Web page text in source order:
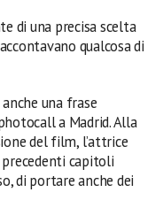
di una precisa scelta
qualcosa di
una frase
a Madrid. Alla
del film, l’attrice
capitoli
di portare anche dei